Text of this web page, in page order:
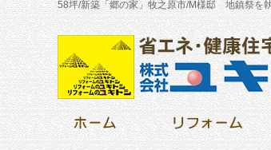
58坪/新築「郷の家」牧之原市/M様邸 地鎮祭を